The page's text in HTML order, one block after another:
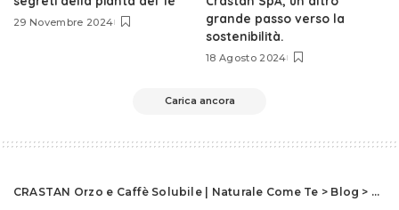
29 Novembre 2024
grande passo verso la
sostenibilità.
18 Agosto 2024
Carica ancora
CRASTAN Orzo e Caffè Solubile | Naturale Come Te > Blog >